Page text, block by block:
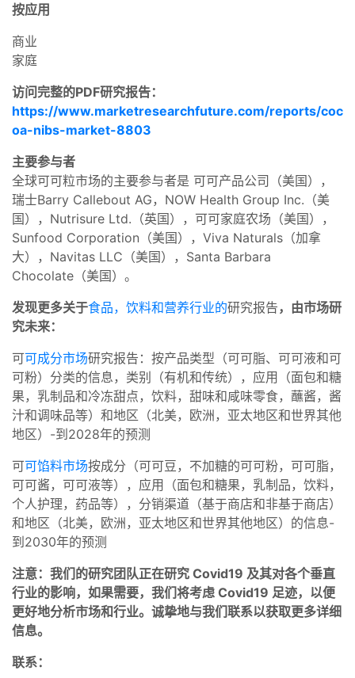
按应用
商业
家庭
访问完整的PDF研究报告：
https://www.marketresearchfuture.com/reports/coc
oa-nibs-market-8803
主要参与者
全球可可粒市场的主要参与者是 可可产品公司（美国），
瑞士Barry Callebout AG，NOW Health Group Inc.（美
国），Nutrisure Ltd.（英国），可可家庭农场（美国），
Sunfood Corporation（美国），Viva Naturals（加拿
大），Navitas LLC（美国），Santa Barbara
Chocolate（美国）。
发现更多关于食品，饮料和营养行业的研究报告，由市场研
究未来：
可可成分市场研究报告：按产品类型（可可脂、可可液和可
可粉）分类的信息，类别（有机和传统），应用（面包和糖
果，乳制品和冷冻甜点，饮料，甜味和咸味零食，蘸酱，酱
汁和调味品等）和地区（北美，欧洲，亚太地区和世界其他
地区）-到2028年的预测
可可馅料市场按成分（可可豆，不加糖的可可粉，可可脂，
可可酱，可可液等），应用（面包和糖果，乳制品，饮料，
个人护理，药品等），分销渠道（基于商店和非基于商店）
和地区（北美，欧洲，亚太地区和世界其他地区）的信息-
到2030年的预测
注意：我们的研究团队正在研究 Covid19 及其对各个垂直
行业的影响，如果需要，我们将考虑 Covid19 足迹，以便
更好地分析市场和行业。诚挚地与我们联系以获取更多详细
信息。
联系：